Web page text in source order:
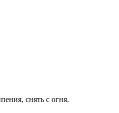
снять с огня.